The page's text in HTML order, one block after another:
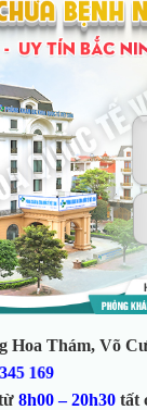
Hoa Thám, Võ
169
8h00 – 20h30 tất